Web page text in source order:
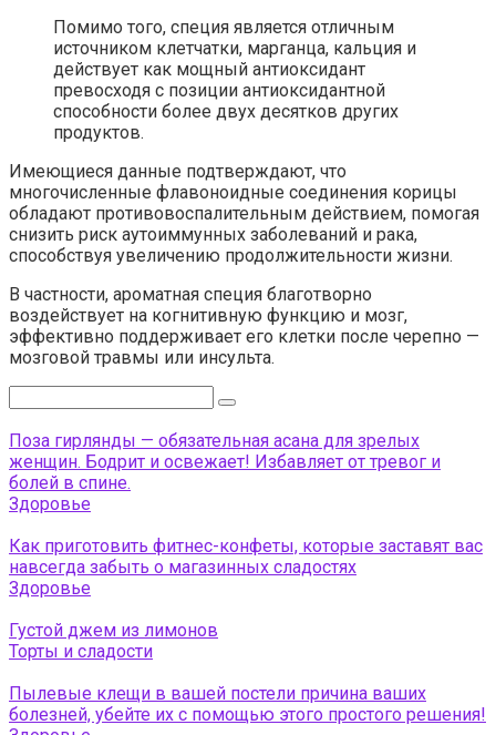
Помимо того, специя является отличным
источником клетчатки, марганца, кальция и
действует как мощный антиоксидант
превосходя с позиции антиоксидантной
способности более двух десятков других
продуктов.
Имеющиеся данные подтверждают, что
многочисленные флавоноидные соединения корицы
обладают противовоспалительным действием, помогая
снизить риск аутоиммунных заболеваний и рака,
способствуя увеличению продолжительности жизни.
В частности, ароматная специя благотворно
воздействует на когнитивную функцию и мозг,
эффективно поддерживает его клетки после черепно —
мозговой травмы или инсульта.
Поза гирлянды — обязательная асана для зрелых
женщин. Бодрит и освежает! Избавляет от тревог и
болей в спине.
Здоровье
Как приготовить фитнес-конфеты, которые заставят вас
навсегда забыть о магазинных сладостях
Здоровье
Густой джем из лимонов
Торты и сладости
Пылевые клещи в вашей постели причина ваших
болезней, убейте их с помощью этого простого решения!